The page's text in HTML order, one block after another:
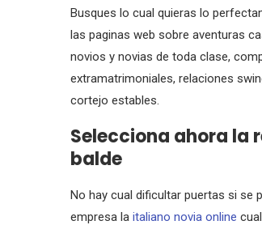
Busques lo cual quieras lo
las paginas web sobre aventuras
novios y novias de toda clase,
extramatrimoniales, relaciones
cortejo estables.
Selecciona ahora la
balde
No hay cual dificultar puertas si se
empresa la italiano novia online